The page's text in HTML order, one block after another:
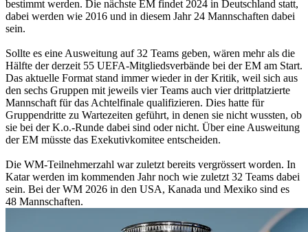
bestimmt werden. Die nächste EM findet 2024 in Deutschland statt,
dabei werden wie 2016 und in diesem Jahr 24 Mannschaften dabei
sein.
Sollte es eine Ausweitung auf 32 Teams geben, wären mehr als die
Hälfte der derzeit 55 UEFA-Mitgliedsverbände bei der EM am Start.
Das aktuelle Format stand immer wieder in der Kritik, weil sich aus
den sechs Gruppen mit jeweils vier Teams auch vier drittplatzierte
Mannschaft für das Achtelfinale qualifizieren. Dies hatte für
Gruppendritte zu Wartezeiten geführt, in denen sie nicht wussten, ob
sie bei der K.o.-Runde dabei sind oder nicht. Über eine Ausweitung
der EM müsste das Exekutivkomitee entscheiden.
Die WM-Teilnehmerzahl war zuletzt bereits vergrössert worden. In
Katar werden im kommenden Jahr noch wie zuletzt 32 Teams dabei
sein. Bei der WM 2026 in den USA, Kanada und Mexiko sind es
48 Mannschaften.